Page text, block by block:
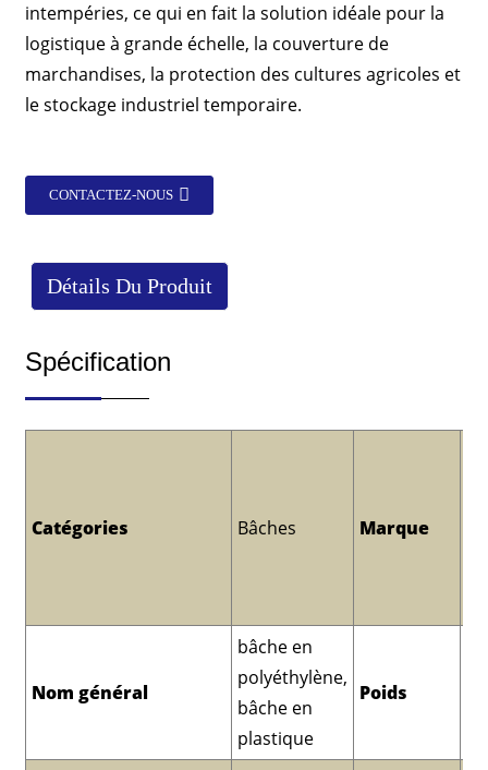
intempéries, ce qui en fait la solution idéale pour la
logistique à grande échelle, la couverture de
marchandises, la protection des cultures agricoles et
le stockage industriel temporaire.
CONTACTEZ-NOUS
Détails Du Produit
Spécification
Catégories Bâches Marque
Nom général
bâche en
polyéthylène,
bâche en
plastique
Poids